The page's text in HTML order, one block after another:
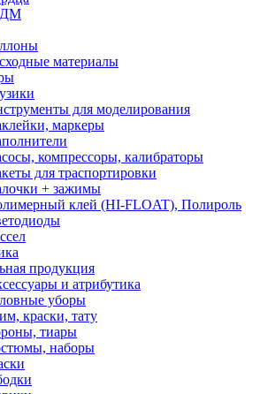
материалы
для моделирования
маркеры
компрессоры, калибраторы
для траспортировки
+ зажимы
клей (HI-FLOAT), Полироль
продукция
и атрибутика
уборы
краски, тату
тиары
наборы